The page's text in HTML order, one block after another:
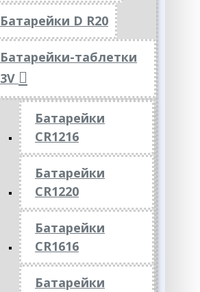
Батарейки D R20
Батарейки-таблетки
3V
Батарейки
CR1216
Батарейки
CR1220
Батарейки
CR1616
Батарейки